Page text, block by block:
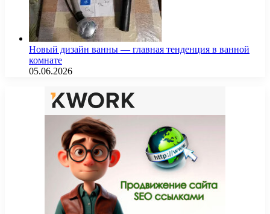
Новый дизайн ванны — главная тенденция в ванной
комнате
05.06.2026